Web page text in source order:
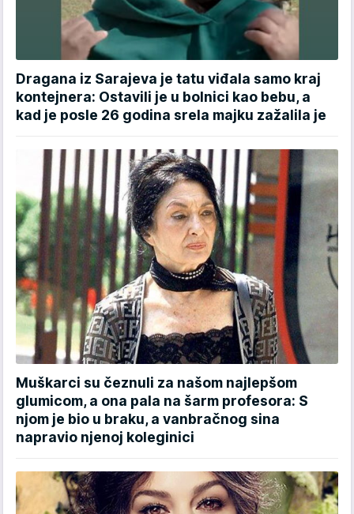
Dragana iz Sarajeva je tatu viđala samo kraj
kontejnera: Ostavili je u bolnici kao bebu, a
kad je posle 26 godina srela majku zažalila je
Muškarci su čeznuli za našom najlepšom
glumicom, a ona pala na šarm profesora: S
njom je bio u braku, a vanbračnog sina
napravio njenoj koleginici